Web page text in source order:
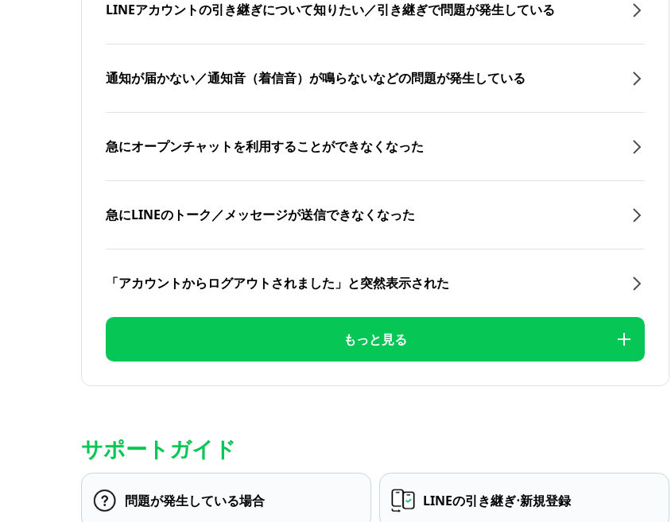
LINEアカウントの引き継ぎについて知りたい／引き継ぎで問題が発生している
通知が届かない／通知音（着信音）が鳴らないなどの問題が発生している
急にオープンチャットを利用することができなくなった
急にLINEのトーク／メッセージが送信できなくなった
「アカウントからログアウトされました」と突然表示された
もっと見る
サポートガイド
問題が発生している場合 LINEの引き継ぎ⋅新規登録